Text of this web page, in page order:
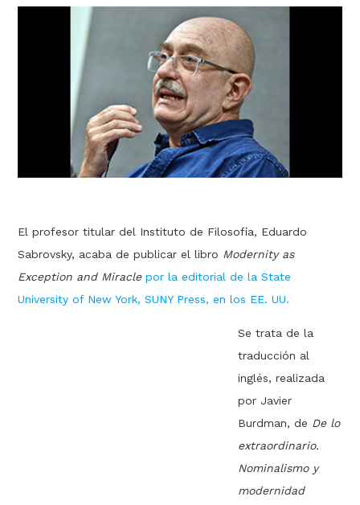
Thought
El profesor titular del Instituto de Filosofía, Eduardo
Sabrovsky, acaba de publicar el libro Modernity as
Exception and Miracle por la editorial de la State
University of New York, SUNY Press, en los EE. UU.
Se trata de la
traducción al
inglés, realizada
por Javier
Burdman, de De lo
extraordinario.
Nominalismo y
modernidad